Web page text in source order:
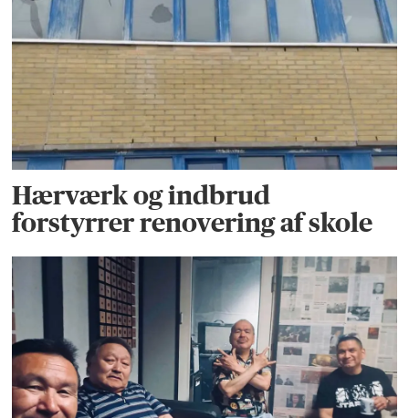
Hærværk og indbrud
forstyrrer renovering af skole